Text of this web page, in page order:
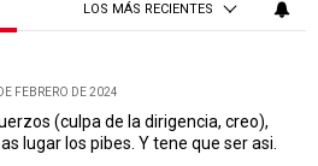
LOS MÁS RECIENTES
FEBRERO DE 2024
(culpa de la dirigencia, creo),
lugar los pibes. Y tene que ser asi.